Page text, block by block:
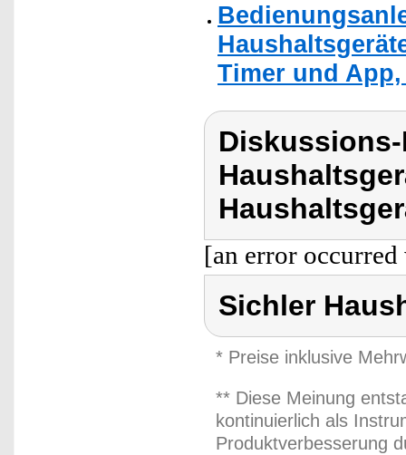
Timer und
[an error
Sichler
* Preise inklusive
** Diese Meinung
kontinuierlich als
Produktverbesserung